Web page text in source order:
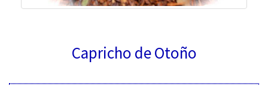
Capricho de Otoño